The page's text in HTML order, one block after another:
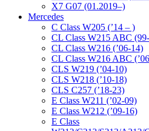
X7 G07 (01.2019–)
Mercedes
C Class W205 (’14 – )
CL Class W215 ABC
CL Class W216 (’06-14)
CL Class W216 ABC
CLS W219 (’04-10)
CLS W218 (’10-18)
CLS C257 (’18-23)
E Class W211 (’02-09)
E Class W212 (’09-16)
E Class